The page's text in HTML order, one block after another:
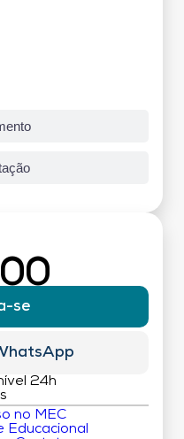
se
24h
no MEC
Educacional